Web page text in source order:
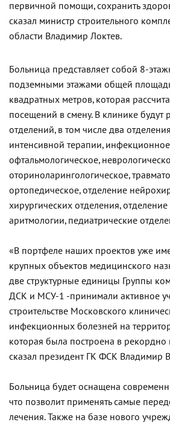
первичной помощи, сохранить
сказал министр строительного
области Владимир Локтев.
Больница представляет собой 8-
подземными этажами общей
квадратных метров, которая
посещений в смену. В клинике будут
отделений, в том числе два
интенсивной терапии,
офтальмологическое,
оториноларингологическое,
ортопедическое, отделение
хирургических отделения,
аритмологии, педиатрические
«В портфеле наших проектов уже
крупных объектов медицинского
две структурные единицы Группы
ДСК и МСУ-1 -принимали активное
строительстве Московского
инфекционных болезней на
которая была построена в рекордно
сказал президент ГК ФСК Владимир
Больница будет оснащена
что позволит применять самые
лечения. Также на базе нового